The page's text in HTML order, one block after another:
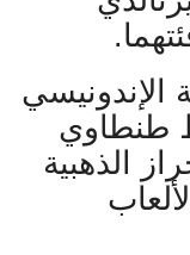
الإندونيسي
طنطاوي
الذهبية